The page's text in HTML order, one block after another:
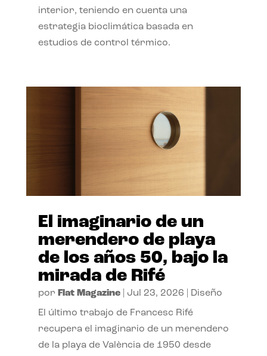
interior, teniendo en cuenta una
estrategia bioclimática basada en
estudios de control térmico.
El imaginario de un
merendero de playa
de los años 50, bajo la
mirada de Rifé
por Flat Magazine| Jul 23, 2026 Diseño
El último trabajo de Francesc Rifé
recupera el imaginario de un merendero
de la playa de València de 1950 desde